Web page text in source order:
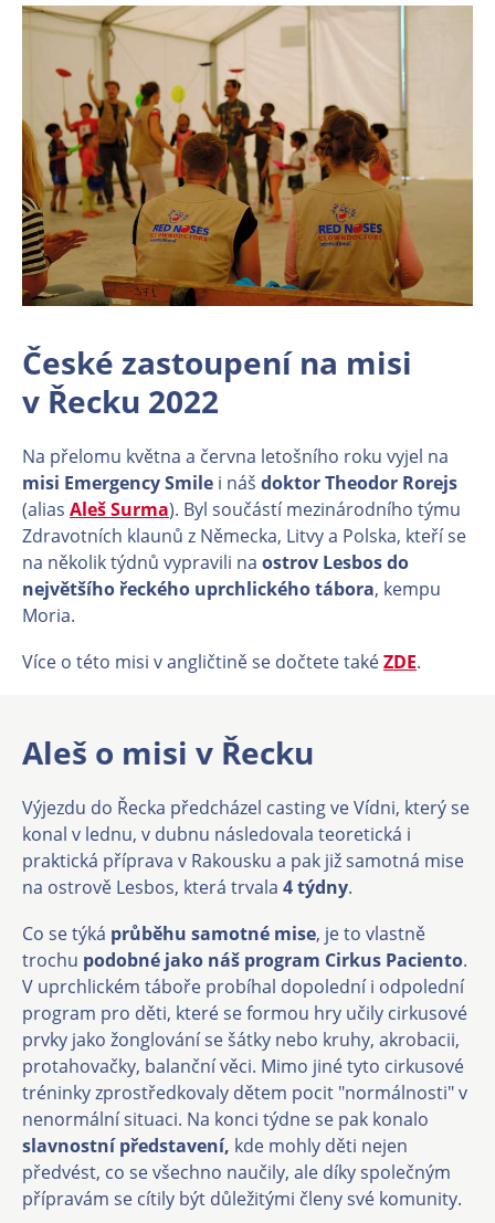
​​​​​​​České zastoupení na misi
v Řecku 2022
Na přelomu května a června letošního roku vyjel na
misi Emergency Smile i náš doktor Theodor Rorejs
(alias Aleš Surma). Byl součástí mezinárodního týmu
Zdravotních klaunů z Německa, Litvy a Polska, kteří se
na několik týdnů vypravili na ostrov Lesbos do
největšího řeckého uprchlického tábora, kempu
Moria.
Více o této misi v angličtině se dočtete takéZDE.
Aleš o misi v Řecku
Výjezdu do Řecka předcházel casting ve Vídni, který se
konal v lednu, v dubnu následovala teoretická i
praktická příprava v Rakousku a pak již samotná mise
na ostrově Lesbos, která trvala 4 týdny.
Co se týká průběhu samotné mise, je to vlastně
trochu podobné jako náš program Cirkus Paciento.
V uprchlickém táboře probíhal dopolední i odpolední
program pro děti, které se formou hry učily cirkusové
prvky jako žonglování se šátky nebo kruhy, akrobacii,
protahovačky, balanční věci. Mimo jiné tyto cirkusové
tréninky zprostředkovaly dětem pocit "normálnosti" v
nenormální situaci. Na konci týdne se pak konalo
slavnostní představení, kde mohly děti nejen
předvést, co se všechno naučily, ale díky společným
přípravám se cítily být důležitými členy své komunity.